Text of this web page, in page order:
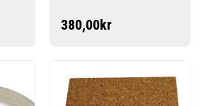
380,00kr